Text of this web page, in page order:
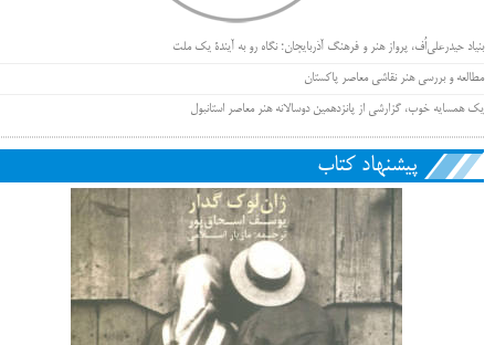
بنیاد حیدرعلی‌اُف، پرواز هنر و فرهنگ آذربایجان؛ نگاه رو به آیندۀ یک ملت
مطالعه و بررسی هنر نقاشی معاصر پاکستان
یک همسایه خوب، گزارشی از پانزدهمین دوسالانه هنر معاصر استانبول
پیشنهاد کتاب